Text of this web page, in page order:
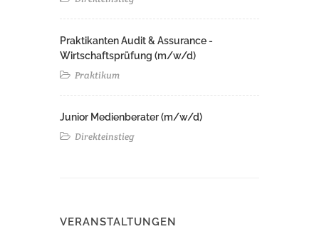
Praktikanten Audit & Assurance -
Wirtschaftsprüfung (m/w/d)
Praktikum
Junior Medienberater (m/w/d)
Direkteinstieg
VERANSTALTUNGEN